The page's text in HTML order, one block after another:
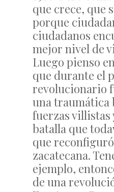
que crece, que
porque
ciudadanos
mejor nivel de
Luego pienso
que durante el
revolucionario
una traumática
fuerzas villistas
batalla que
que
zacatecana.
ejemplo,
de una